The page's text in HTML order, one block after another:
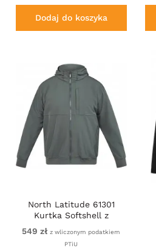
Dodaj do koszyka
North Latitude 61301
Kurtka Softshell z
Odpinaną Kapturą
Ciemnozielony
549 zł z wliczonym podatkiem
PTiU